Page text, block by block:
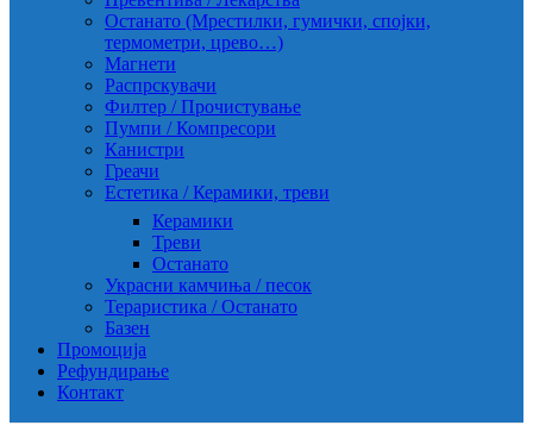
Останато (Мрестилки, гумички, спојки,
термометри, црево…)
Магнети
Распрскувачи
Филтер / Прочистување
Пумпи / Компресори
Канистри
Греачи
Естетика / Керамики, треви
Керамики
Треви
Останато
Украсни камчиња / песок
Тераристика / Останато
Базен
Промоција
Рефундирање
Контакт